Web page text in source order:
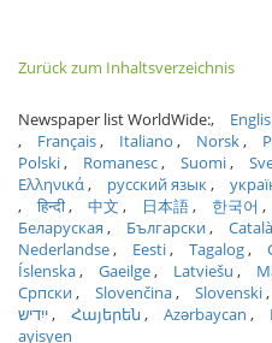
Zurück zum Inhaltsverzeichnis
Newspaper list WorldWide:
Français
Italiano Norsk
Polski
Romanesc Suomi
Ελληνικά
русский язык
हिन्दी
中文 日本語 한국어
Беларуская
Български Català
Nederlandse
Eesti Tagalog
Íslenska
Gaeilge Latviešu
Српски
Slovenčina Slovenski
ייִדיש
Հայերեն Azərbaycan
ayisyen